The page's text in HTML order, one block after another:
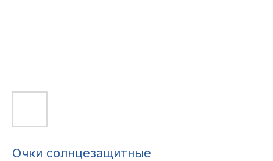
Очки солнцезащитные